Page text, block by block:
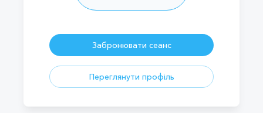
Забронювати сеанс
Переглянути профіль